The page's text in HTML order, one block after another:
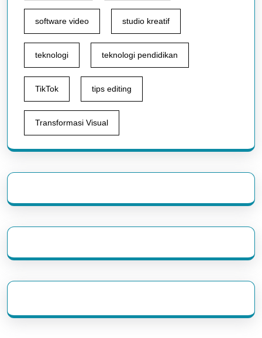
software video studio kreatif
teknologi teknologi pendidikan
TikTok tips editing
Transformasi Visual